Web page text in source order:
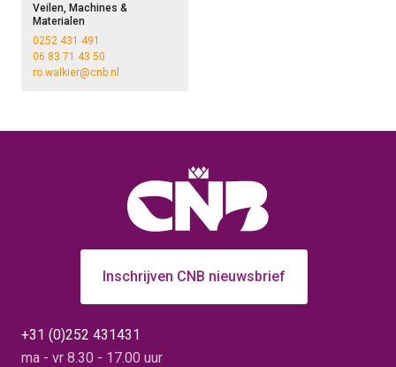
Veilen, Machines &
Materialen
0252 431 491
06 83 71 43 50
ro.walkier@cnb.nl
Inschrijven CNB nieuwsbrief
+31 (0)252 431431
ma - vr 8.30 - 17.00 uur